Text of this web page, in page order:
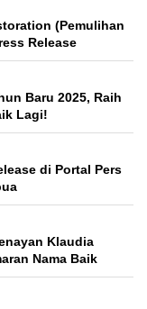
(Pemulihan
Release
Baru 2025, Raih
Lagi!
di Portal Pers
Klaudia
Nama Baik